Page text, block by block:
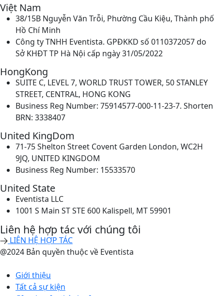
Việt Nam
38/15B Nguyễn Văn Trỗi, Phường Cầu Kiệu, Thành phố
Hồ Chí Minh
Công ty TNHH Eventista. GPĐKKD số 0110372057 do
Sở KHĐT TP Hà Nội cấp ngày 31/05/2022
HongKong
SUITE C, LEVEL 7, WORLD TRUST TOWER, 50 STANLEY
STREET, CENTRAL, HONG KONG
Business Reg Number: 75914577-000-11-23-7. Shorten
BRN: 3338407
United KingDom
71-75 Shelton Street Covent Garden London, WC2H
9JQ, UNITED KINGDOM
Business Reg Number: 15533570
United State
Eventista LLC
1001 S Main ST STE 600 Kalispell, MT 59901
Liên hệ hợp tác với chúng tôi
LIÊN HỆ HỢP TÁC
@2024 Bản quyền thuộc về Eventista
Giới thiệu
Tất cả sự kiện